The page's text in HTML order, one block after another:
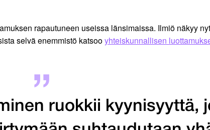
rapautuneen useissa länsimaissa. Ilmiö näkyy
selvä enemmistö katsooyhteiskunnallisen
ruokkii kyynisyyttä,